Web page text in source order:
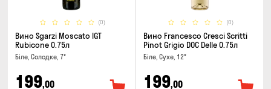
(0)
Вино Sgarzi Moscato IGT
Rubicone 0.75л
Біле, Солодке, 7°
199,00
(0)
Вино Francesco Cresci Scritti
Pinot Grigio DOC Delle 0.75л
Біле, Сухе, 12°
199,00